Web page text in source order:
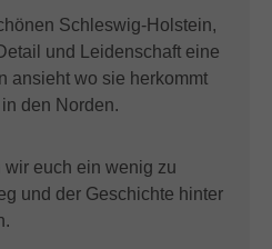
Schleswig-Holstein,
und Leidenschaft eine
ansieht wo sie herkommt
den Norden.
euch ein wenig zu
und der Geschichte hinter